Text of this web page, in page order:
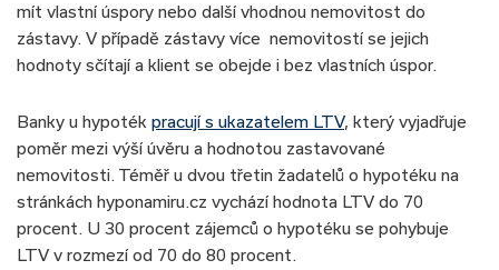
mít vlastní úspory nebo další vhodnou nemovitost do
zástavy. V případě zástavy více nemovitostí se jejich
hodnoty sčítají a klient se obejde i bez vlastních úspor.
Banky u hypoték pracují s ukazatelem LTV, který vyjadřuje
poměr mezi výší úvěru a hodnotou zastavované
nemovitosti. Téměř u dvou třetin žadatelů o hypotéku na
stránkách hyponamiru.cz vychází hodnota LTV do 70
procent. U 30 procent zájemců o hypotéku se pohybuje
LTV v rozmezí od 70 do 80 procent.